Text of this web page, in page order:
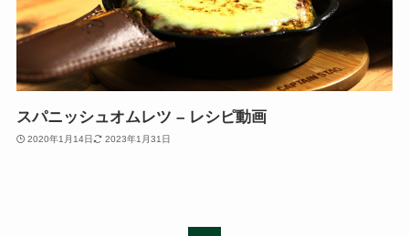
スパニッシュオムレツ – レシピ動画
2020年1月14日 2023年1月31日